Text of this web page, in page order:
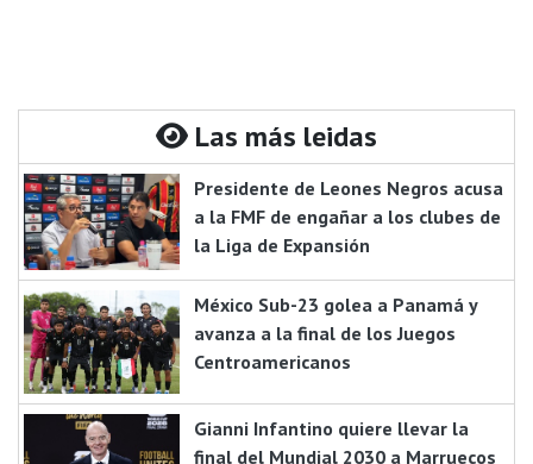
Las más leidas
Presidente de Leones Negros acusa
a la FMF de engañar a los clubes de
la Liga de Expansión
México Sub-23 golea a Panamá y
avanza a la final de los Juegos
Centroamericanos
Gianni Infantino quiere llevar la
final del Mundial 2030 a Marruecos